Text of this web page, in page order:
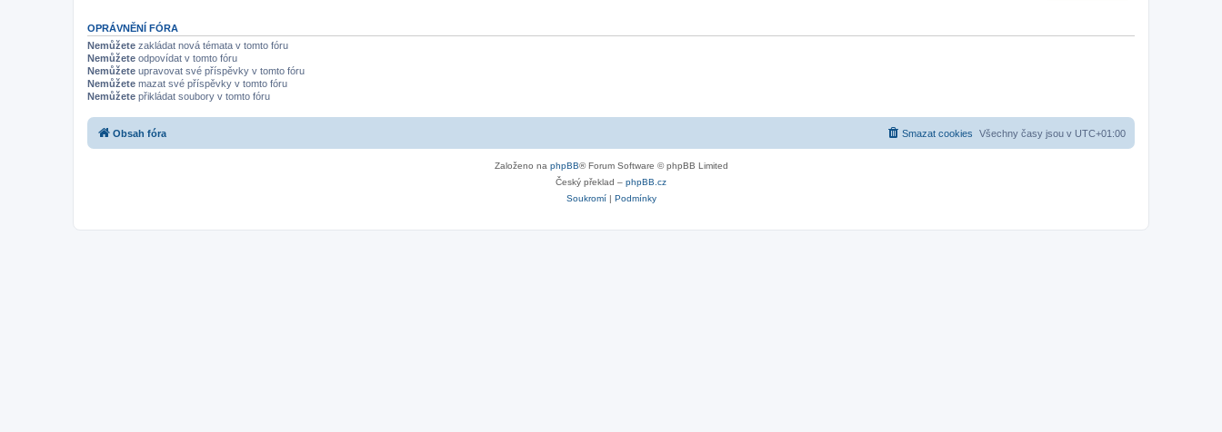
OPRÁVNĚNÍ FÓRA
Nemůžete zakládat nová témata v tomto fóru
Nemůžete odpovídat v tomto fóru
Nemůžete upravovat své příspěvky v tomto fóru
Nemůžete mazat své příspěvky v tomto fóru
Nemůžete přikládat soubory v tomto fóru
Obsah fóra Všechny časy jsou v UTC+01:00
Smazat cookies
Založeno na phpBB® Forum Software © phpBB Limited
Český překlad – phpBB.cz
Soukromí| Podmínky